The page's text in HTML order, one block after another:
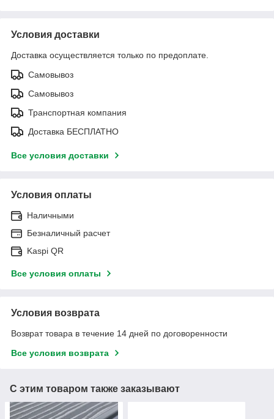
Условия доставки
Доставка осуществляется только по предоплате.
Самовывоз
Самовывоз
Транспортная компания
Доставка БЕСПЛАТНО
Все условия доставки
Условия оплаты
Наличными
Безналичный расчет
Kaspi QR
Все условия оплаты
Условия возврата
Возврат товара в течение 14 дней по договоренности
Все условия возврата
С этим товаром также заказывают